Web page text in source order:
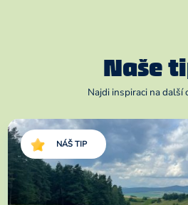
Naše
Najdi inspiraci na další
NÁŠ TIP